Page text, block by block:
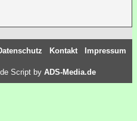
Kontakt Impressum
Script by ADS-Media.de